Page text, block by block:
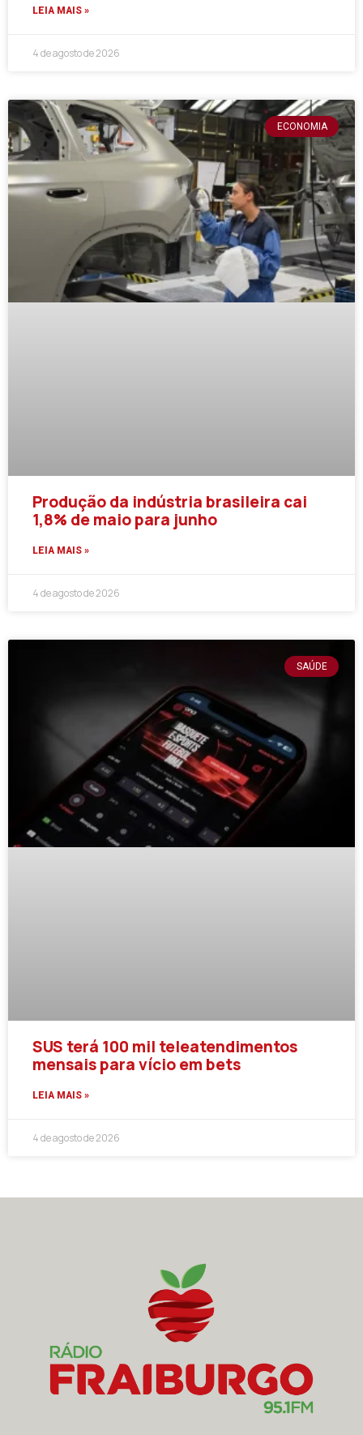
LEIA MAIS »
4 de agosto de 2026
ECONOMIA
Produção da indústria brasileira cai
1,8% de maio para junho
LEIA MAIS »
4 de agosto de 2026
SAÚDE
SUS terá 100 mil teleatendimentos
mensais para vício em bets
LEIA MAIS »
4 de agosto de 2026